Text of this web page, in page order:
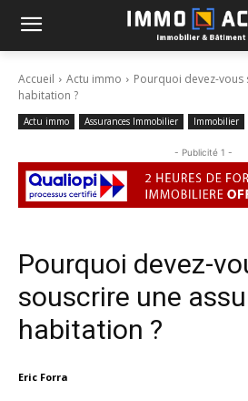
Accueil Actu immo
Pourquoi devez-vous
habitation ?
Actu immo Assurances Immobilier Immobilier
- Publicité 1 -
Pourquoi devez-
souscrire une
habitation ?
Eric Forra